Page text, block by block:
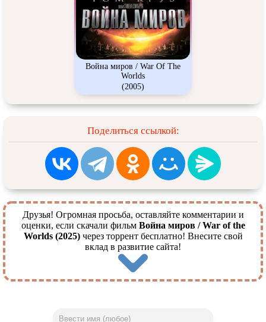
Война миров / War Of The
Worlds
(2005)
Поделиться ссылкой:
Друзья! Огромная просьба, оставляйте комментарии и
оценки, если скачали фильм Война миров / War of the
Worlds (2025)через торрент бесплатно! Внесите свой
вклад в развитие сайта!